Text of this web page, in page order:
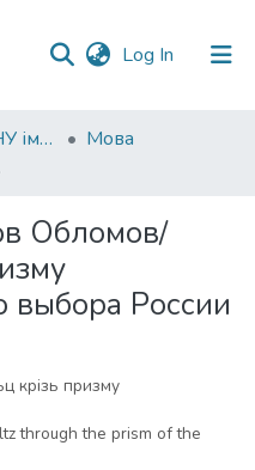
Log In (current)
Наукові видання ОНУ імені І. І. Мечникова
Мова
Обломов/
выбора России
крізь призму
through the prism of the